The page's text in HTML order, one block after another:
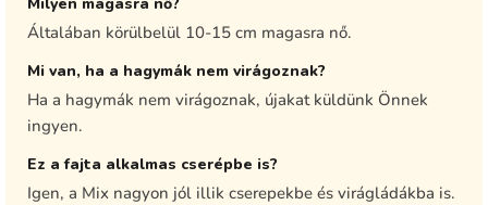
Általában körülbelül 10-15 cm magasra nő.
Mi van, ha a hagymák nem virágoznak?
Ha a hagymák nem virágoznak, újakat küldünk Önnek
ingyen.
Ez a fajta alkalmas cserépbe is?
Igen, a Mix nagyon jól illik cserepekbe és virágládákba is.